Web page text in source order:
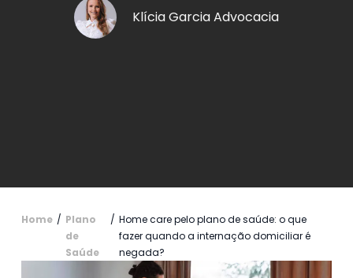
Klícia Garcia Advocacia
Home / Plano
de
Saúde
/ Home care pelo plano de saúde: o que
fazer quando a internação domiciliar é
negada?